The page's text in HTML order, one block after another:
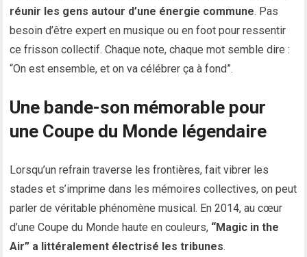
réunir les gens autour d’une énergie commune. Pas
besoin d’être expert en musique ou en foot pour ressentir
ce frisson collectif. Chaque note, chaque mot semble dire :
“On est ensemble, et on va célébrer ça à fond”.
Une bande-son mémorable pour
une Coupe du Monde légendaire
Lorsqu’un refrain traverse les frontières, fait vibrer les
stades et s’imprime dans les mémoires collectives, on peut
parler de véritable phénomène musical. En 2014, au cœur
d’une Coupe du Monde haute en couleurs, “Magic in the
Air” a littéralement électrisé les tribunes.